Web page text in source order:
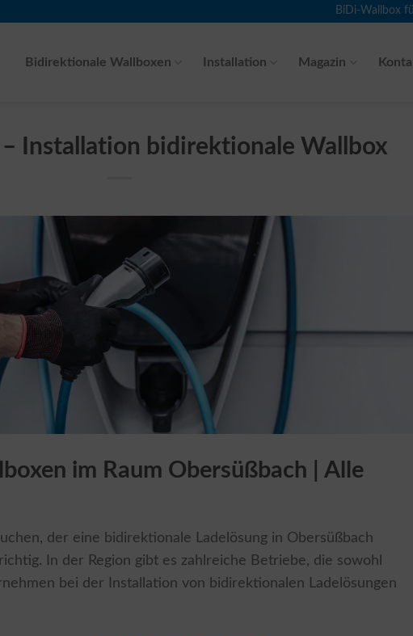
BiDi-Wallbox
Bidirektionale Wallboxen Installation Magazin
Installation bidirektionale Wallbox
im Raum Obersüßbach | Alle
der eine bidirektionale Ladelösung in Obersüßbach
In der Region gibt es zahlreiche Betriebe, die sowohl
bei der Installation von bidirektionalen Ladelösungen